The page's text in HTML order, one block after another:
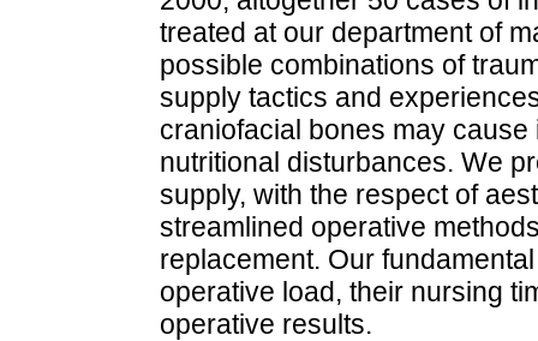
treated at our department of
possible combinations of
supply tactics and
craniofacial bones may
nutritional disturbances. We
supply, with the respect of
streamlined operative
replacement. Our
operative load, their nursing
operative results.